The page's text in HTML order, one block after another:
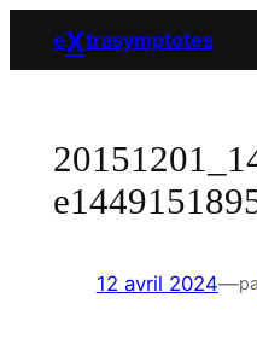
eXtrasymptotes
12 avril 2024—